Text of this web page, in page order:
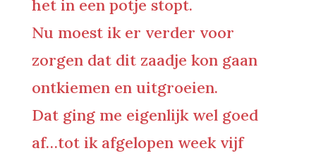
het in een potje stopt.
Nu moest ik er verder voor
zorgen dat dit zaadje kon gaan
ontkiemen en uitgroeien.
Dat ging me eigenlijk wel goed
af…tot ik afgelopen week vijf